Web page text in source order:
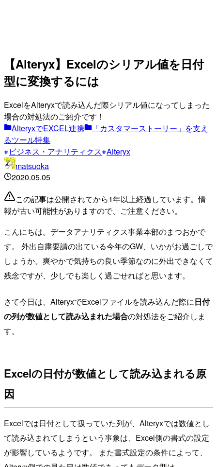
【Alteryx】Excelのシリアル値を日付
型に変換するには
ExcelをAlteryxで読み込んだ際シリアル値になってしまった
場合の対処法のご紹介です！
AlteryxでEXCEL連携
「カスタマーストーリー」を支え
るツール特集
ビジネス・アナリティクス Alteryx
matsuoka
2020.05.05
この記事は公開されてから1年以上経過しています。情
報が古い可能性がありますので、ご注意ください。
こんにちは。データアナリティクス事業本部のまつおかで
す。 外出自粛要請の出ている今年のGW、いかがお過ごしで
しょうか。爽やかで気持ちの良い季節なのに外出できなくて
残念ですが、少しでも楽しく過ごせればと思います。
さて今日は、AlteryxでExcelファイルを読み込んだ際に日付
の列が数値として読み込まれた場合の対処法をご紹介しま
す。
Excelの日付が数値として読み込まれる原
因
Excelでは日付として扱っていた列が、Alteryxでは数値とし
て読み込まれてしまうという事象は、Excel側の書式の設定
が影響しているようです。 また書式設定の条件によって、